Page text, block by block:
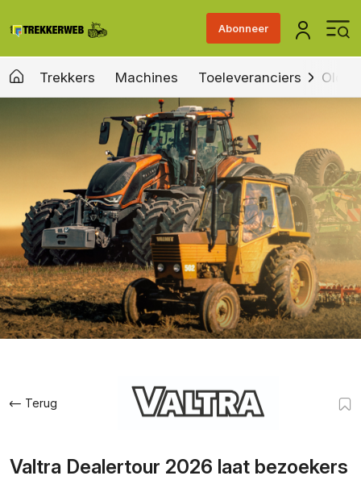
Abonneer
Trekkers Machines Toeleveranciers Old &
Terug
Valtra Dealertour 2026 laat bezoekers